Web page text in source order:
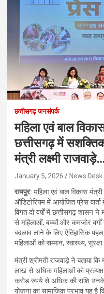
छत्तीसगढ़ जनसंपर्क
महिला एवं बाल
छत्तीसगढ़ में
मंत्री लक्ष्मी
January 5, 2026 News Desk
रायपुर:महिला एवं बाल विकास
ऑडिटोरियम में आयोजित प्रेस
विगत दो वर्षों में छत्तीसगढ़ शासन ने
से महिलाओं, बच्चों और कमजोर
बदलाव लाने के लिए ऐतिहासिक
महिलाओं को सम्मान, स्वास्थ्य,
मंत्री श्रीमती राजवाड़े ने बताया
लाख से अधिक महिलाओं को
करोड़ रुपये से अधिक की राशि
योजना का सामाजिक प्रभाव यह है